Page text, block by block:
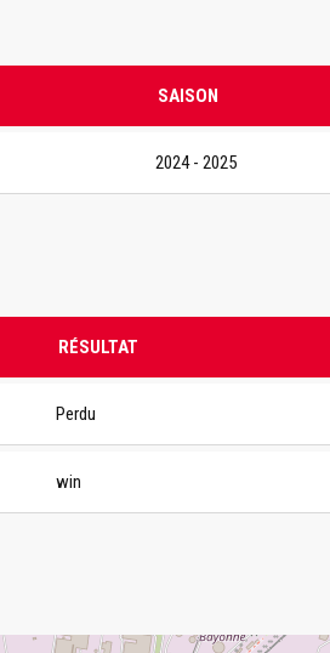
SAISON
2024 - 2025
RÉSULTAT
Perdu
win